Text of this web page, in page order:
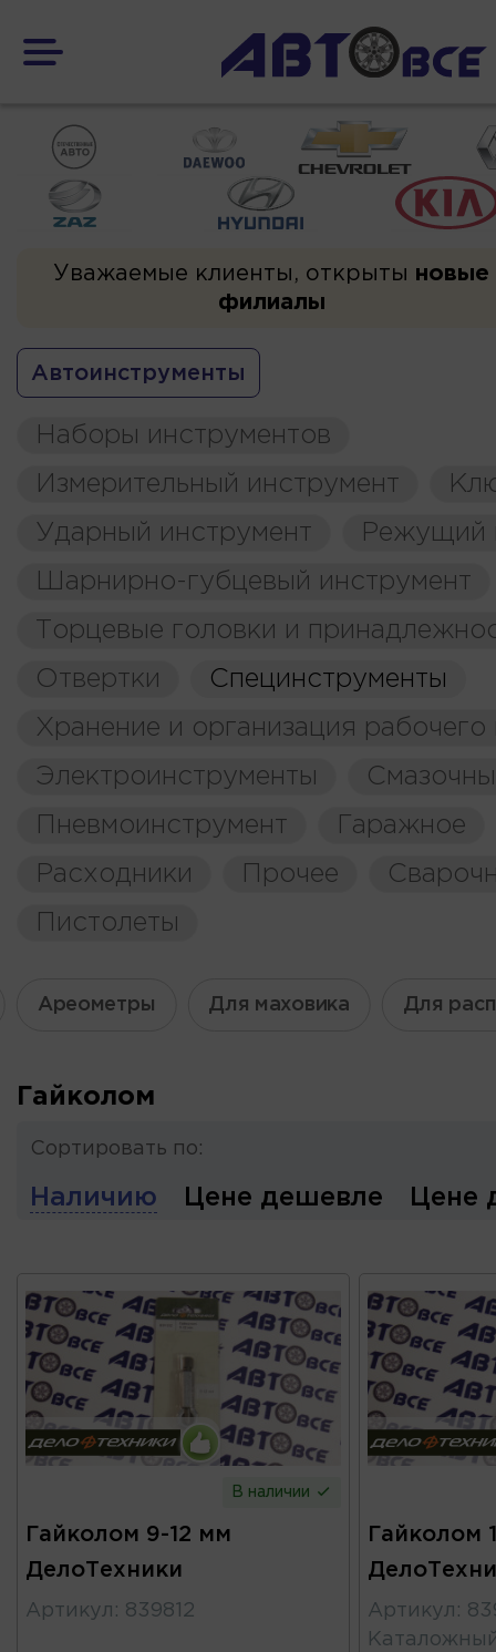
Уважаемые клиенты, открыты новые
филиалы
Автоинструменты
Наборы инструментов
Измерительный инструмент
Ударный инструмент
Режущий
Шарнирно-губцевый инструмент
Торцевые головки и
Отвертки
Специнструменты
Хранение и организация рабочего
Электроинструменты
Пневмоинструмент
Гаражное
Расходники
Прочее
Пистолеты
Ареометры Для маховика Для
Гайколом
Сортировать по:
Наличию Цене дешевле Цене
В наличии
Гайколом 9-12 мм
ДелоТехники
Артикул : 839812
Гайколом
Артикул :